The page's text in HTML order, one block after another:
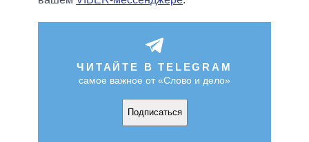
ЧИТАЙТЕ В TELEGRAM
самое важное от «Слово и дело»
Подписаться